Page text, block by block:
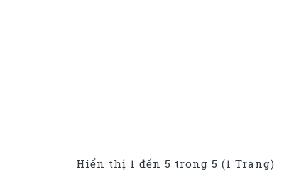
Hiển thị 1 đến 5 trong 5 (1 Trang)